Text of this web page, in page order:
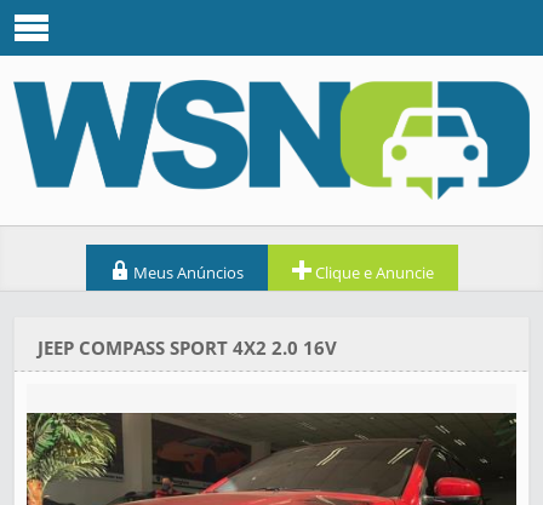
Meus Anúncios Clique e Anuncie
JEEP COMPASS SPORT 4X2 2.0 16V